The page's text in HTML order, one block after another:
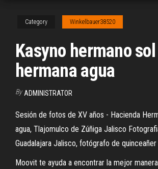
Category Winkelbauer38520
Kasyno hermano sol
hermana agua
By ADMINISTRATOR
Sesión de fotos de XV años - Hacienda
agua, Tlajomulco de Zúñiga Jalisco
Guadalajara Jalisco, fotógrafo de quinceañer
Moovit te ayuda a encontrar la mejor